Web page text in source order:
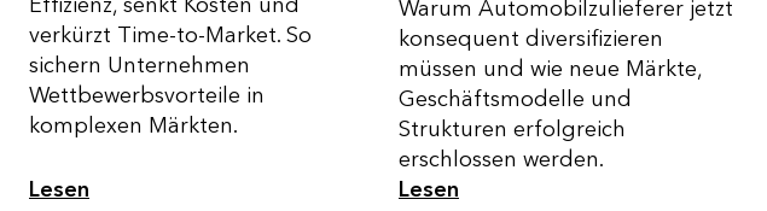
verkürzt Time-to-Market. So
sichern Unternehmen
Wettbewerbsvorteile in
komplexen Märkten.
Lesen
Warum Automobilzulieferer jetzt
konsequent diversifizieren
müssen und wie neue Märkte,
Geschäftsmodelle und
Strukturen erfolgreich
erschlossen werden.
Lesen